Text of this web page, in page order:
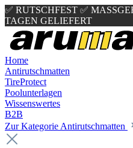
✅ RUTSCHFEST ✅
TAGEN GELIEFERT
Home
Antirutschmatten
TireProtect
Poolunterlagen
Wissenswertes
B2B
Zur Kategorie Antirutschmatten